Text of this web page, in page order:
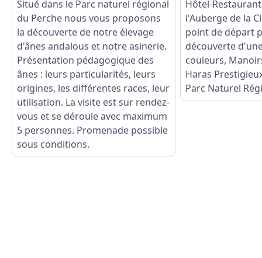
Situé dans le Parc naturel régional
du Perche nous vous proposons
la découverte de notre élevage
d'ânes andalous et notre asinerie.
Présentation pédagogique des
ânes : leurs particularités, leurs
origines, les différentes races, leur
utilisation. La visite est sur rendez-
vous et se déroule avec maximum
5 personnes. Promenade possible
sous conditions.
Hôtel-
l'Auberge de la
point de départ
découverte
couleurs,
Haras
Parc Naturel